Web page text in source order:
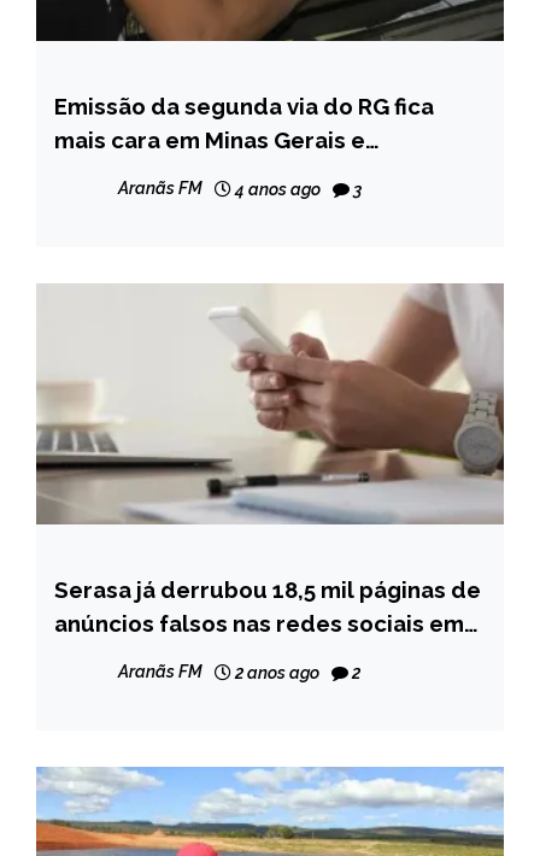
MINAS
GERAIS
NOTÍCIAS
Emissão da segunda via do RG fica
mais cara em Minas Gerais e
Aranãs FM 4 anos ago 3
BRASIL
NOTÍCIAS
Serasa já derrubou 18,5 mil páginas de
anúncios falsos nas redes sociais em
Aranãs FM 2 anos ago 2